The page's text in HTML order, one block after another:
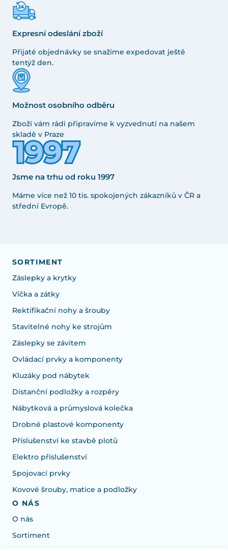
Expresní odeslání zboží
Přijaté objednávky se snažíme expedovat ještě
tentýž den.
Možnost osobního odběru
Zboží vám rádi připravíme k vyzvednutí na našem
skladě v Praze
Jsme na trhu od roku 1997
Máme více než 10 tis. spokojených zákazníků v ČR a
střední Evropě.
SORTIMENT
Záslepky a krytky
Víčka a zátky
Rektifikační nohy a šrouby
Stavitelné nohy ke strojům
Záslepky se závitem
Ovládací prvky a komponenty
Kluzáky pod nábytek
Distanční podložky a rozpěry
Nábytková a průmyslová kolečka
Drobné plastové komponenty
Příslušenství ke stavbě plotů
Elektro příslušenství
Spojovací prvky
Kovové šrouby, matice a podložky
O NÁS
O nás
Sortiment